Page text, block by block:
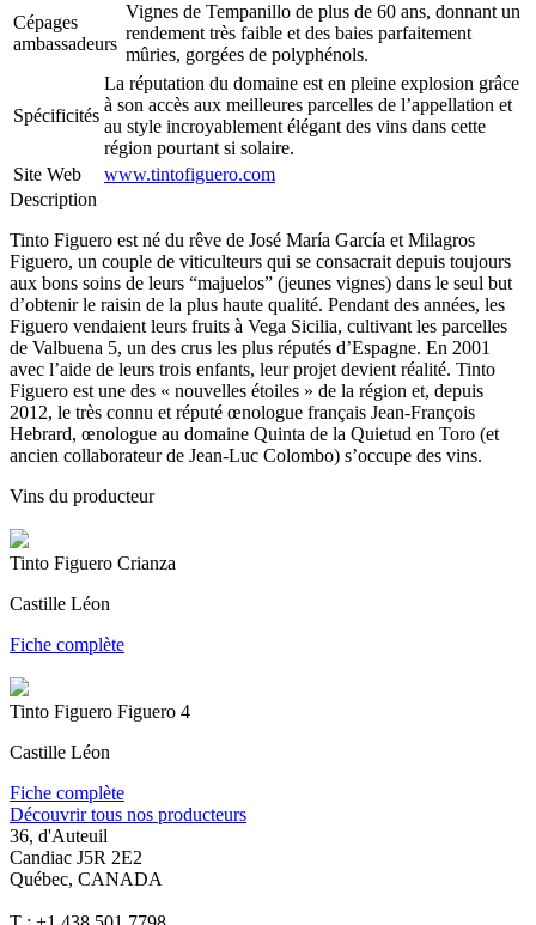
Cépages
ambassadeurs
Vignes de Tempanillo de plus de 60 ans, donnant un
rendement très faible et des baies parfaitement
mûries, gorgées de polyphénols.
Spécificités
La réputation du domaine est en pleine explosion grâce
à son accès aux meilleures parcelles de l’appellation et
au style incroyablement élégant des vins dans cette
région pourtant si solaire.
Site Web
www.tintofiguero.com
Description
Tinto Figuero est né du rêve de José María García et Milagros
Figuero, un couple de viticulteurs qui se consacrait depuis toujours
aux bons soins de leurs “majuelos” (jeunes vignes) dans le seul but
d’obtenir le raisin de la plus haute qualité. Pendant des années, les
Figuero vendaient leurs fruits à Vega Sicilia, cultivant les parcelles
de Valbuena 5, un des crus les plus réputés d’Espagne. En 2001
avec l’aide de leurs trois enfants, leur projet devient réalité. Tinto
Figuero est une des « nouvelles étoiles » de la région et, depuis
2012, le très connu et réputé œnologue français Jean-François
Hebrard, œnologue au domaine Quinta de la Quietud en Toro (et
ancien collaborateur de Jean-Luc Colombo) s’occupe des vins.
Vins du producteur
Tinto Figuero Crianza
Castille Léon
Fiche complète
Tinto Figuero Figuero 4
Castille Léon
Fiche complète
Découvrir tous nos producteurs
36, d'Auteuil
Candiac J5R 2E2
Québec, CANADA